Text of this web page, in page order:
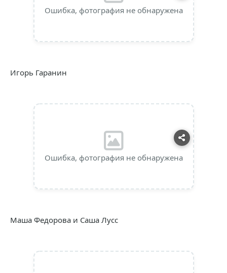
Ошибка, фотография не обнаружена
Игорь Гаранин
Ошибка, фотография не обнаружена
Маша Федорова и Саша Лусс